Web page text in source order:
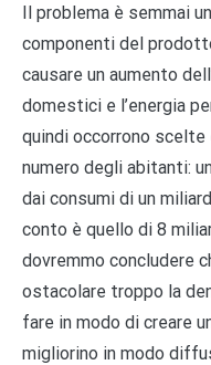
Il problema è semmai
componenti del
causare un aumento
domestici e l’energia
quindi occorrono
numero degli abitanti:
dai consumi di un
conto è quello di 8
dovremmo concludere
ostacolare troppo la
fare in modo di creare
migliorino in modo